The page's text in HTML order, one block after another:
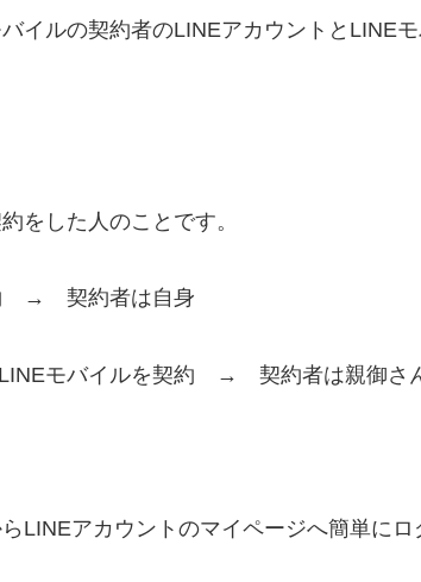
バイルの契約者のLINEアカウントとLINE
をした人のことです。
→ 契約者は自身
LINEモバイルを契約 → 契約者は親御さ
LINEアカウントのマイページへ簡単にロ